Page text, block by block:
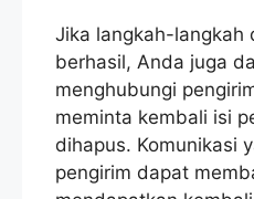
Jika langkah-langkah
berhasil, Anda juga
menghubungi
meminta kembali isi
dihapus. Komunikasi
pengirim dapat